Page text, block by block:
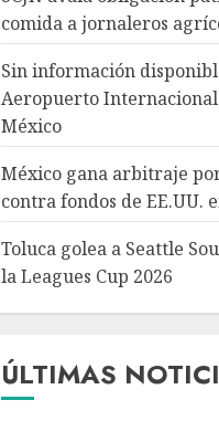
comida a jornaleros
Sin información
Aeropuerto Internacional
México
México gana arbitraje
contra fondos de EE.UU.
Toluca golea a Seattle
la Leagues Cup 2026
ÚLTIMAS
4
en
5
la
1
en